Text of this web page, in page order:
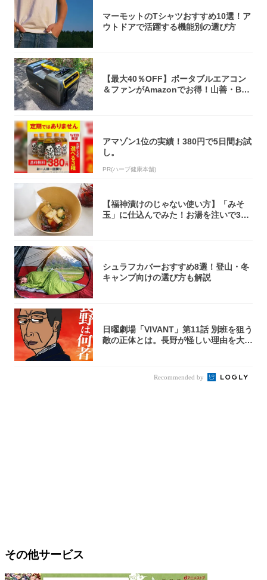
マーモットのTシャツおすすめ10選！ア
ウトドアで活躍する機能別の選び方
【最大40％OFF】ポータブルエアコン
＆ファンがAmazonでお得！山善・Bo
アマゾン1位の実績！380円で5日間お試
し。
PR(ハーブ健康本舗)
【福神漬けのじゃない使い方】「みそ
玉」に仕込んでみた！お湯を注いで30
シュラフカバーおすすめ8選！登山・冬
キャンプ向けの選び方も解説
日曜劇場「VIVANT」第11話 別班を狙う
敵の正体とは。長野が怪しい理由を大
Recommended by
その他サービス